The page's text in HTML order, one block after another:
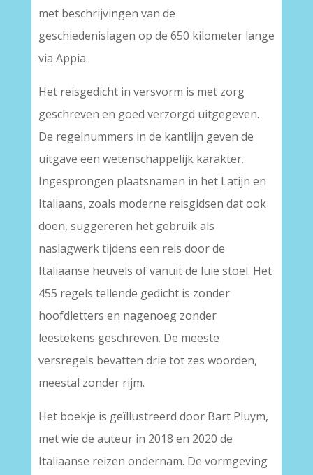
met beschrijvingen van de
geschiedenislagen op de 650 kilometer lange
via Appia.
Het reisgedicht in versvorm is met zorg
geschreven en goed verzorgd uitgegeven.
De regelnummers in de kantlijn geven de
uitgave een wetenschappelijk karakter.
Ingesprongen plaatsnamen in het Latijn en
Italiaans, zoals moderne reisgidsen dat ook
doen, suggereren het gebruik als
naslagwerk tijdens een reis door de
Italiaanse heuvels of vanuit de luie stoel. Het
455 regels tellende gedicht is zonder
hoofdletters en nagenoeg zonder
leestekens geschreven. De meeste
versregels bevatten drie tot zes woorden,
meestal zonder rijm.
Het boekje is geïllustreerd door Bart Pluym,
met wie de auteur in 2018 en 2020 de
Italiaanse reizen ondernam. De vormgeving